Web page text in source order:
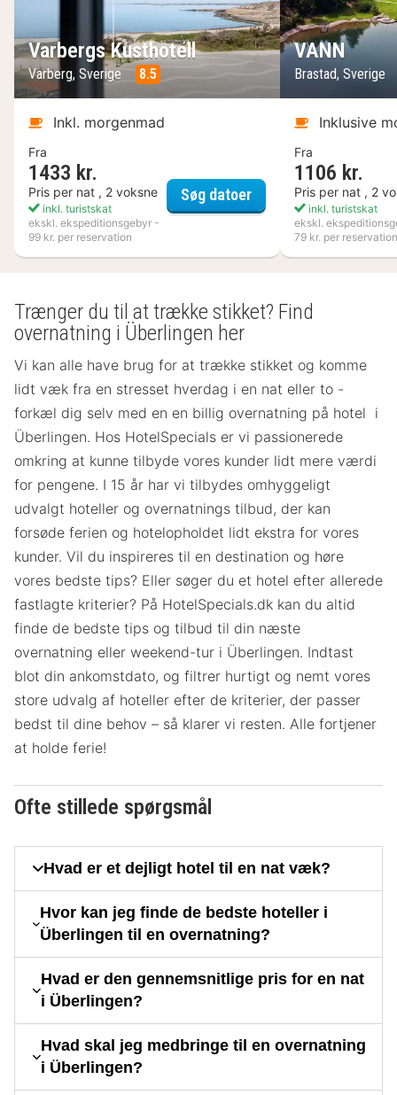
Varbergs Kusthotell
Varberg, Sverige 8.5
Inkl. morgenmad
Fra
1433 kr.
Pris per nat , 2 voksne
inkl. turistskat
ekskl. ekspeditionsgebyr -
99 kr. per reservation
Søg datoerVarbergs Kusthotell
VANN
Brastad, Sverige
Inklusive
Fra
1106 kr.
Pris per nat , 2
inkl. turistskat
ekskl.
79 kr. per reservation
Trænger du til at trække stikket? Find
overnatning i Überlingen her
Vi kan alle have brug for at trække stikket og komme
lidt væk fra en stresset hverdag i en nat eller to -
forkæl dig selv med en en billig overnatning på hotel i
Überlingen. Hos HotelSpecials er vi passionerede
omkring at kunne tilbyde vores kunder lidt mere værdi
for pengene. I 15 år har vi tilbydes omhyggeligt
udvalgt hoteller og overnatnings tilbud, der kan
forsøde ferien og hotelopholdet lidt ekstra for vores
kunder. Vil du inspireres til en destination og høre
vores bedste tips? Eller søger du et hotel efter allerede
fastlagte kriterier? På HotelSpecials.dk kan du altid
finde de bedste tips og tilbud til din næste
overnatning eller weekend-tur i Überlingen. Indtast
blot din ankomstdato, og filtrer hurtigt og nemt vores
store udvalg af hoteller efter de kriterier, der passer
bedst til dine behov – så klarer vi resten. Alle fortjener
at holde ferie!
Ofte stillede spørgsmål
Hvad er et dejligt hotel til en nat væk?
Hvor kan jeg finde de bedste hoteller i
Überlingen til en overnatning?
Hvad er den gennemsnitlige pris for en nat
i Überlingen?
Hvad skal jeg medbringe til en overnatning
i Überlingen?